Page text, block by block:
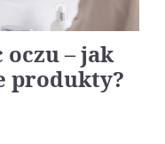
– jak
produkty?